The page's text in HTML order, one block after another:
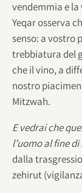
vendemmia e
Yeqar osserva
senso: a vostro
trebbiatura del
che il vino, a
nostro
Mitzwah.
E vedrai che
l’uomo al fine
dalla
zehirut